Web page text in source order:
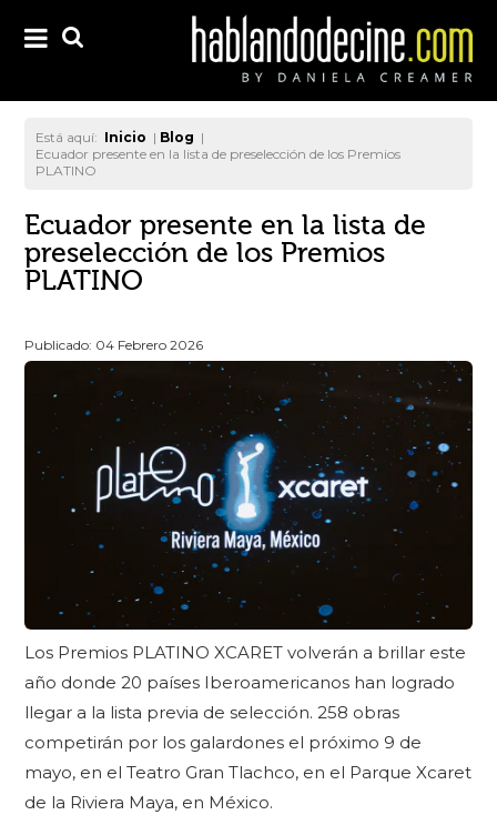
Está aquí: Inicio | Blog |
Ecuador presente en la lista de preselección de los Premios
PLATINO
Ecuador presente en la lista de
preselección de los Premios
PLATINO
Publicado: 04 Febrero 2026
Los Premios PLATINO XCARET volverán a brillar este
año donde 20 países Iberoamericanos han logrado
llegar a la lista previa de selección. 258 obras
competirán por los galardones el próximo 9 de
mayo, en el Teatro Gran Tlachco, en el Parque Xcaret
de la Riviera Maya, en México.